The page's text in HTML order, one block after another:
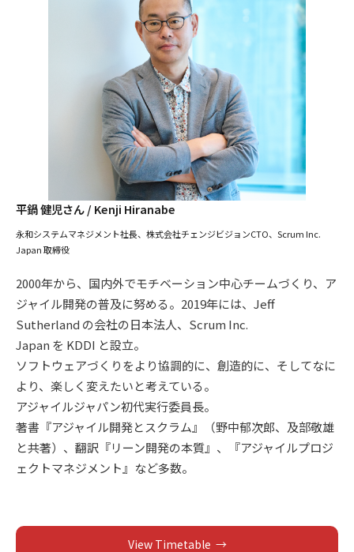
平鍋 健児さん / Kenji Hiranabe
永和システムマネジメント社長、株式会社チェンジビジョンCTO、Scrum Inc.
Japan 取締役
2000年から、国内外でモチベーション中心チームづくり、ア
ジャイル開発の普及に努める。2019年には、Jeff
Sutherland の会社の日本法人、Scrum Inc.
Japan を KDDI と設立。
ソフトウェアづくりをより協調的に、創造的に、そしてなに
より、楽しく変えたいと考えている。
アジャイルジャパン初代実行委員長。
著書『アジャイル開発とスクラム』（野中郁次郎、及部敬雄
と共著）、翻訳『リーン開発の本質』、『アジャイルプロジ
ェクトマネジメント』など多数。
View Timetable